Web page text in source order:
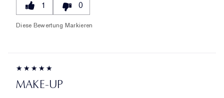
1 0
Diese Bewertung Markieren
MAKE-UP